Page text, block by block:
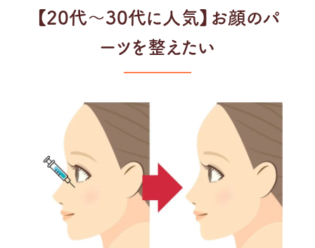
【20代～30代に人気】お顔のパ
ーツを整えたい